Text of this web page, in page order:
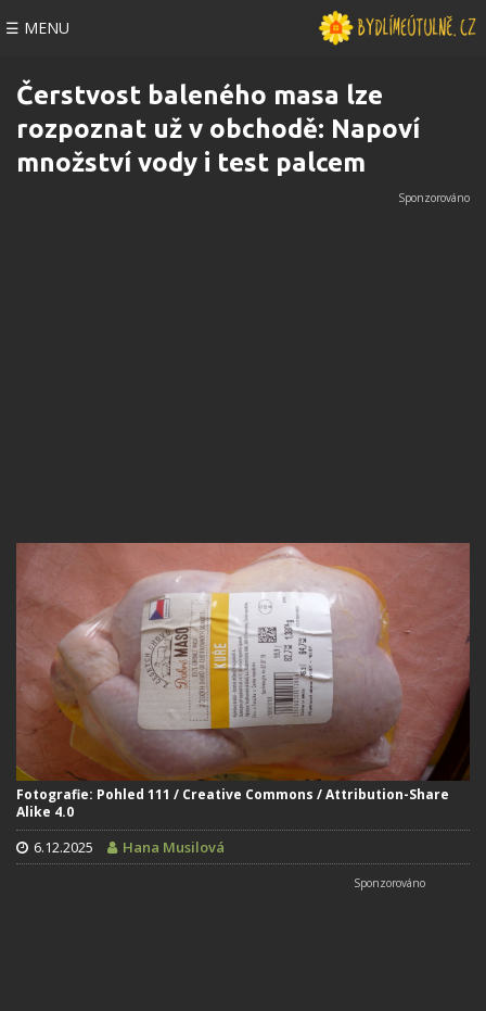
☰ MENU
Čerstvost baleného masa lze
rozpoznat už v obchodě: Napoví
množství vody i test palcem
Fotografie: Pohled 111 / Creative Commons / Attribution-Share
Alike 4.0
6.12.2025 Hana Musilová